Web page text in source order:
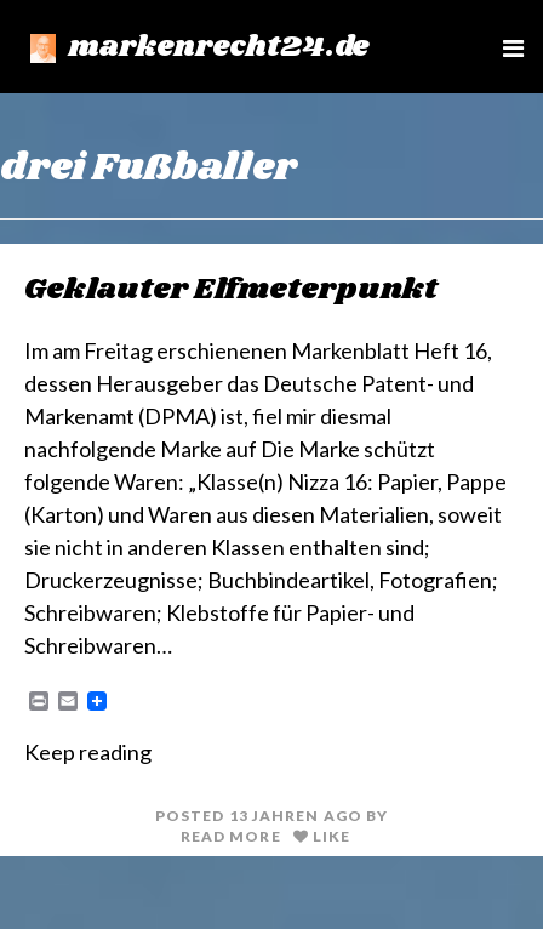
markenrecht24.de
e
drei Fußballer
Geklauter Elfmeterpunkt
Im am Freitag erschienenen Markenblatt Heft 16,
dessen Herausgeber das Deutsche Patent- und
Markenamt (DPMA) ist, fiel mir diesmal
nachfolgende Marke auf Die Marke schützt
folgende Waren: „Klasse(n) Nizza 16: Papier, Pappe
(Karton) und Waren aus diesen Materialien, soweit
sie nicht in anderen Klassen enthalten sind;
Druckerzeugnisse; Buchbindeartikel, Fotografien;
Schreibwaren; Klebstoffe für Papier- und
Schreibwaren…
n
E
i
Keep reading
POSTED 13 JAHREN AGO BY
READ MORE
LIKE